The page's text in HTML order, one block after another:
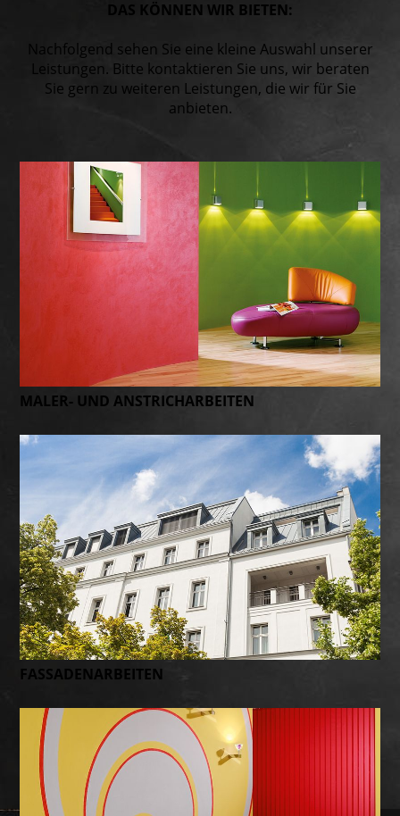
DAS KÖNNEN WIR BIETEN:
Nachfolgend sehen Sie eine kleine Auswahl unserer
Leistungen. Bitte kontaktieren Sie uns, wir beraten
Sie gern zu weiteren Leistungen, die wir für Sie
anbieten.
MALER- UND ANSTRICH­ARBEITEN
FASSADENARBEITEN